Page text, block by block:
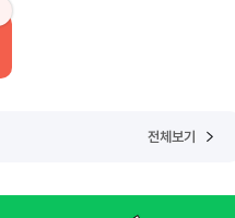
전체보기